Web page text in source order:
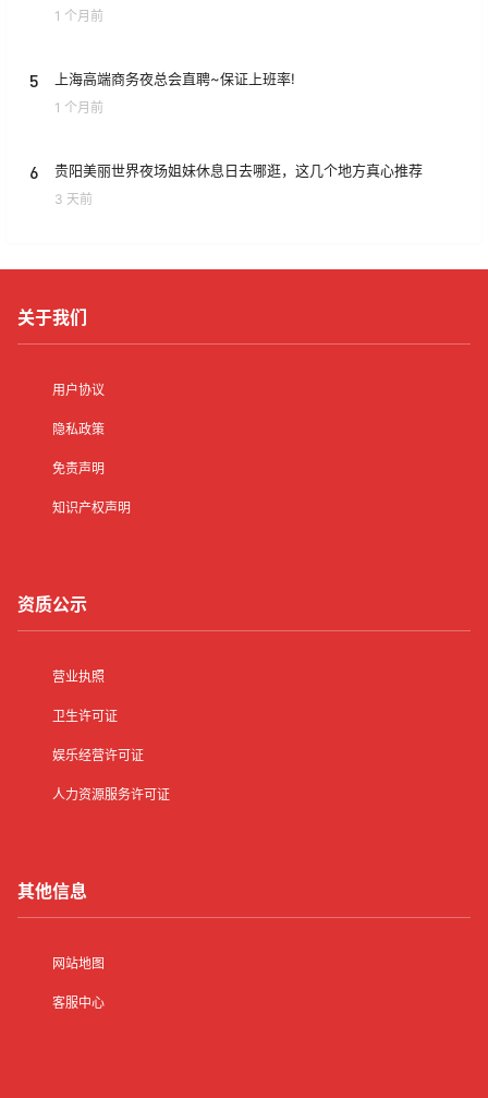
1 个月前
5 上海高端商务夜总会直聘~保证上班率!
1 个月前
6 贵阳美丽世界夜场姐妹休息日去哪逛，这几个地方真心推荐
3 天前
关于我们
用户协议
隐私政策
免责声明
知识产权声明
资质公示
营业执照
卫生许可证
娱乐经营许可证
人力资源服务许可证
其他信息
网站地图
客服中心